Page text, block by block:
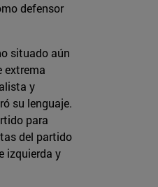
defensor
situado aún
extrema
y
su lenguaje.
para
del partido
izquierda y